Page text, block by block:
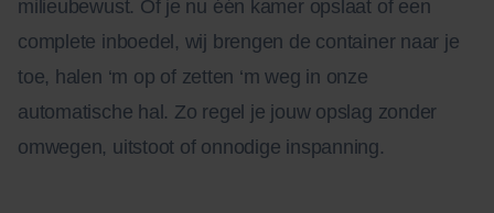
milieubewust. Of je nu één kamer opslaat of een
complete inboedel, wij brengen de container naar je
toe, halen ‘m op of zetten ‘m weg in onze
automatische hal. Zo regel je jouw opslag zonder
omwegen, uitstoot of onnodige inspanning.